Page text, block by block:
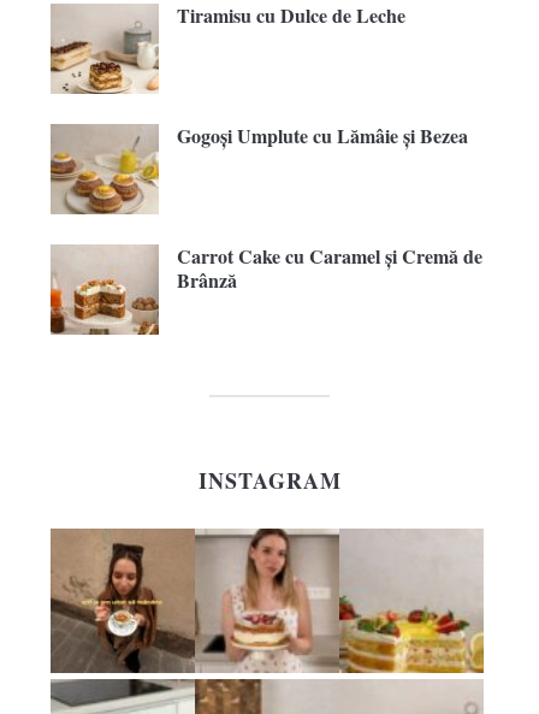
Tiramisu cu Dulce de Leche
Gogoși Umplute cu Lămâie și Bezea
Carrot Cake cu Caramel și Cremă de
Brânză
INSTAGRAM